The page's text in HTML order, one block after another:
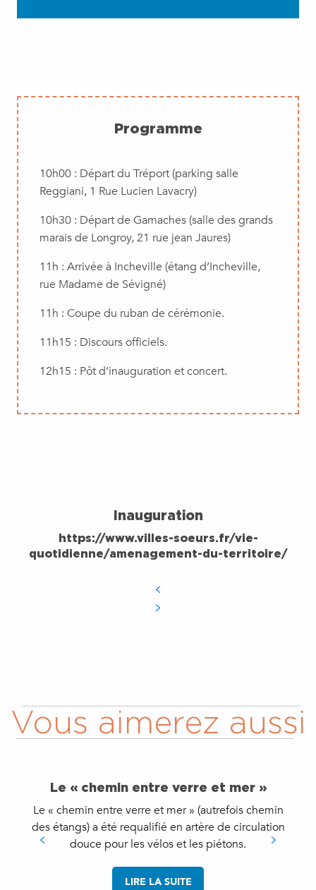
Programme
10h00 : Départ du Tréport (parking salle
Reggiani, 1 Rue Lucien Lavacry)
10h30 : Départ de Gamaches (salle des grands
marais de Longroy, 21 rue jean Jaures)
11h : Arrivée à Incheville (étang d’Incheville,
rue Madame de Sévigné)
11h : Coupe du ruban de cérémonie.
11h15 : Discours officiels.
12h15 : Pôt d’inauguration et concert.
Inauguration
https://www.villes-soeurs.fr/vie-
quotidienne/amenagement-du-territoire/
Vous aimerez aussi
Le « chemin entre verre et mer »
Le « chemin entre verre et mer » (autrefois chemin
des étangs) a été requalifié en artère de circulation
douce pour les vélos et les piétons.
LIRE LA SUITE